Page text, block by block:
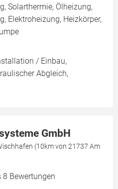
Solarthermie, Ölheizung,
Elektroheizung, Heizkörper,
/ Einbau,
Abgleich,
GmbH
(10km von 21737 Am
8 Bewertungen